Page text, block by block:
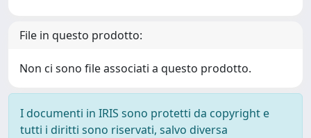
File in questo prodotto:
Non ci sono file associati a questo prodotto.
I documenti in IRIS sono protetti da copyright e
tutti i diritti sono riservati, salvo diversa